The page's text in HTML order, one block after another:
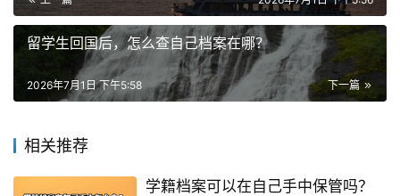
留学生回国后，怎么查自己档案在哪？
下一篇
2026年7月1日 下午5:58
相关推荐
学籍档案可以在自己手中保管吗？